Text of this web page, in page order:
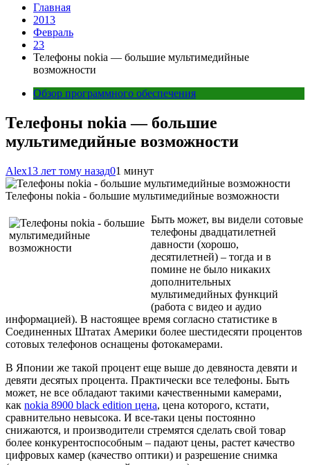
Главная
2013
Февраль
23
Телефоны nokia — большие мультимедийные
возможности
Обзор программного обеспечения
Телефоны nokia — большие
мультимедийные возможности
Alex13 лет тому назад01 минут
Телефоны nokia - большие мультимедийные возможности
Быть может, вы видели сотовые
телефоны двадцатилетней
давности (хорошо,
десятилетней) – тогда и в
помине не было никаких
дополнительных
мультимедийных функций
(работа с видео и аудио
информацией). В настоящее время согласно статистике в
Соединенных Штатах Америки более шестидесяти процентов
сотовых телефонов оснащены фотокамерами.
В Японии же такой процент еще выше до девяноста девяти и
девяти десятых процента. Практически все телефоны. Быть
может, не все обладают такими качественными камерами,
как nokia 8900 black edition цена, цена которого, кстати,
сравнительно невысока. И все-таки цены постоянно
снижаются, и производители стремятся сделать свой товар
более конкурентоспособным – падают цены, растет качество
цифровых камер (качество оптики) и разрешение снимка